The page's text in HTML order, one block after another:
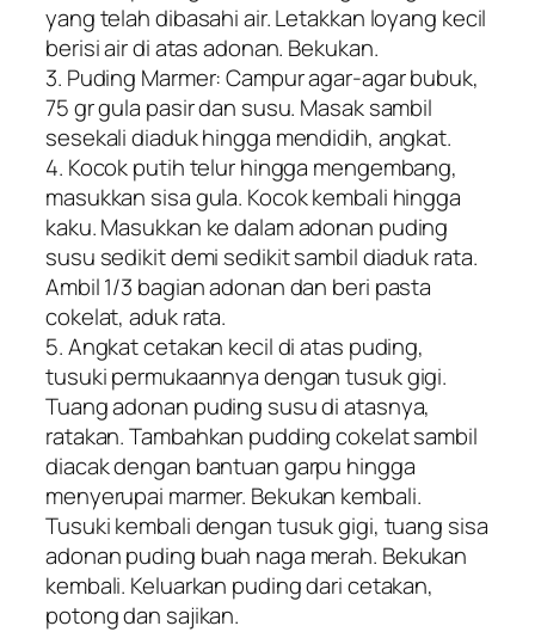
yang telah dibasahi air. Letakkan loyang kecil
berisi air di atas adonan. Bekukan.
3. Puding Marmer: Campur agar-agar bubuk,
75 gr gula pasir dan susu. Masak sambil
sesekali diaduk hingga mendidih, angkat.
4. Kocok putih telur hingga mengembang,
masukkan sisa gula. Kocok kembali hingga
kaku. Masukkan ke dalam adonan puding
susu sedikit demi sedikit sambil diaduk rata.
Ambil 1/3 bagian adonan dan beri pasta
cokelat, aduk rata.
5. Angkat cetakan kecil di atas puding,
tusuki permukaannya dengan tusuk gigi.
Tuang adonan puding susu di atasnya,
ratakan. Tambahkan pudding cokelat sambil
diacak dengan bantuan garpu hingga
menyerupai marmer. Bekukan kembali.
Tusuki kembali dengan tusuk gigi, tuang sisa
adonan puding buah naga merah. Bekukan
kembali. Keluarkan puding dari cetakan,
potong dan sajikan.